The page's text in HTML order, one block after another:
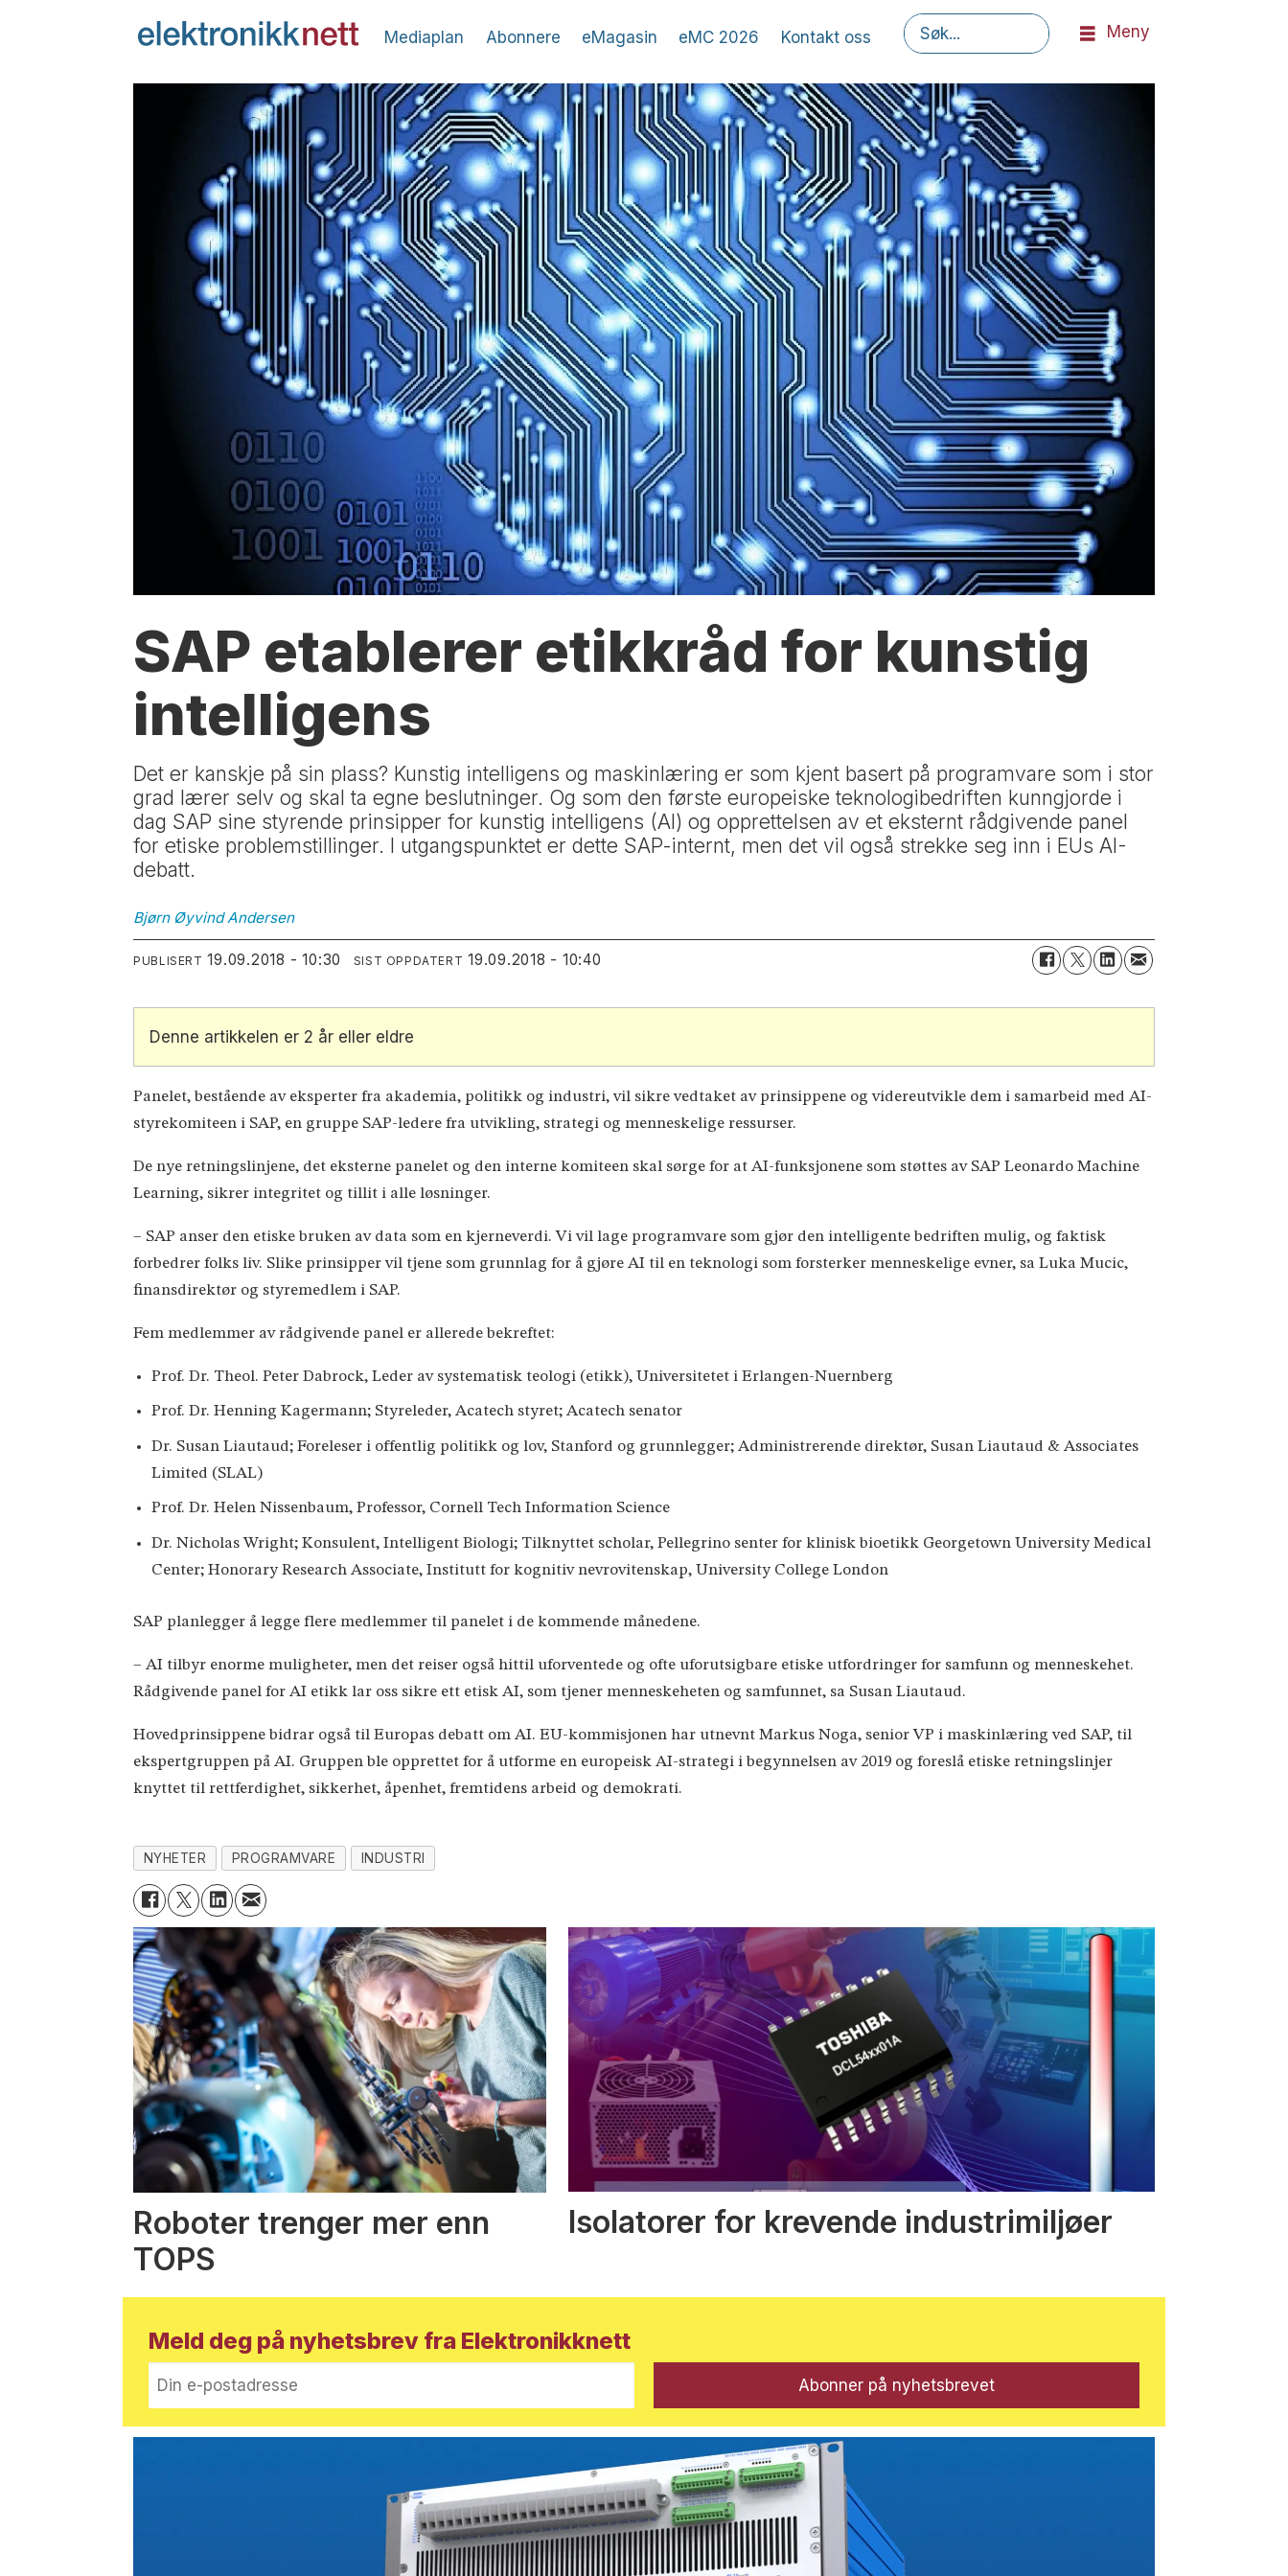
Mediaplan Abonnere eMagasin eMC 2026 Kontakt oss Søk
Meny
SAP etablerer etikkråd for kunstig
intelligens
Det er kanskje på sin plass? Kunstig intelligens og maskinlæring er som kjent basert på programvare som i stor
grad lærer selv og skal ta egne beslutninger. Og som den første europeiske teknologibedriften kunngjorde i
dag SAP sine styrende prinsipper for kunstig intelligens (AI) og opprettelsen av et eksternt rådgivende panel
for etiske problemstillinger. I utgangspunktet er dette SAP-internt, men det vil også strekke seg inn i EUs AI-
debatt.
Bjørn Øyvind Andersen
PUBLISERT 19.09.2018 - 10:30 SIST OPPDATERT 19.09.2018 - 10:40
Denne artikkelen er 2 år eller eldre
Panelet, bestående av eksperter fra akademia, politikk og industri, vil sikre vedtaket av prinsippene og videreutvikle dem i samarbeid med AI-
styrekomiteen i SAP, en gruppe SAP-ledere fra utvikling, strategi og menneskelige ressurser.
De nye retningslinjene, det eksterne panelet og den interne komiteen skal sørge for at AI-funksjonene som støttes av SAP Leonardo Machine
Learning, sikrer integritet og tillit i alle løsninger.
– SAP anser den etiske bruken av data som en kjerneverdi. Vi vil lage programvare som gjør den intelligente bedriften mulig, og faktisk
forbedrer folks liv. Slike prinsipper vil tjene som grunnlag for å gjøre AI til en teknologi som forsterker menneskelige evner, sa Luka Mucic,
finansdirektør og styremedlem i SAP.
Fem medlemmer av rådgivende panel er allerede bekreftet:
Prof. Dr. Theol. Peter Dabrock, Leder av systematisk teologi (etikk), Universitetet i Erlangen-Nuernberg
Prof. Dr. Henning Kagermann; Styreleder, Acatech styret; Acatech senator
Dr. Susan Liautaud; Foreleser i offentlig politikk og lov, Stanford og grunnlegger; Administrerende direktør, Susan Liautaud & Associates
Limited (SLAL)
Prof. Dr. Helen Nissenbaum, Professor, Cornell Tech Information Science
Dr. Nicholas Wright; Konsulent, Intelligent Biologi; Tilknyttet scholar, Pellegrino senter for klinisk bioetikk Georgetown University Medical
Center; Honorary Research Associate, Institutt for kognitiv nevrovitenskap, University College London
SAP planlegger å legge flere medlemmer til panelet i de kommende månedene.
– AI tilbyr enorme muligheter, men det reiser også hittil uforventede og ofte uforutsigbare etiske utfordringer for samfunn og menneskehet.
Rådgivende panel for AI etikk lar oss sikre ett etisk AI, som tjener menneskeheten og samfunnet, sa Susan Liautaud.
Hovedprinsippene bidrar også til Europas debatt om AI. EU-kommisjonen har utnevnt Markus Noga, senior VP i maskinlæring ved SAP, til
ekspertgruppen på AI. Gruppen ble opprettet for å utforme en europeisk AI-strategi i begynnelsen av 2019 og foreslå etiske retningslinjer
knyttet til rettferdighet, sikkerhet, åpenhet, fremtidens arbeid og demokrati.
NYHETER PROGRAMVARE INDUSTRI
Roboter trenger mer enn
TOPS
Isolatorer for krevende industrimiljøer
Meld deg på nyhetsbrev fra Elektronikknett